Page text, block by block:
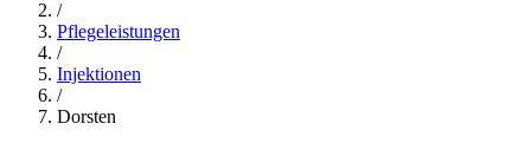
/
Pflegeleistungen
/
Injektionen
/
Dorsten